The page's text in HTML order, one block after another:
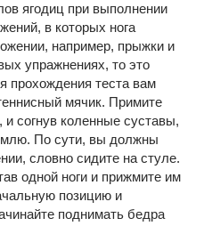
ягодиц при выполнении
в которых нога
например, прыжки и
упражнениях, то это
прохождения теста вам
мячик. Примите
согнув коленные суставы,
По сути, вы должны
словно сидите на стуле.
одной ноги и прижмите им
позицию и
поднимать бедра